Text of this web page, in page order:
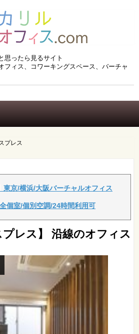
思ったら見るサイト
フィス、コワーキングスペース、バーチャ
プレス
東京/横浜/大阪バーチャルオフィス
個室/個別空調/24時間利用可
プレス】 沿線のオフィス